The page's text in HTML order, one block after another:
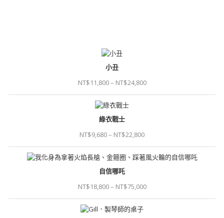
小丑
NT$11,800– NT$24,800
綠衣戰士
NT$9,680– NT$22,800
自信哪吒
NT$18,800– NT$75,000